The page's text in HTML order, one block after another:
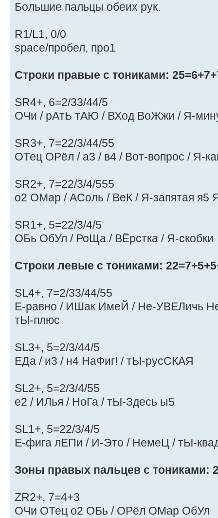
Большие пальцы обеих рук.
R1/L1, 0/0
space/пробел, про1
Строки правые с тониками:
SR4+, 6=2/33/44/5
ОЧи / рАтЬ тАЮ / ВХод ВоЖжи / Я-
SR3+, 7=22/3/44/55
ОТец ОРёл / а3 / в4 / Вот-вопрос / Я-
SR2+, 7=22/3/4/555
о2 ОМар / АСоль / ВеК / Я-запятая я5
SR1+, 5=22/3/4/5
ОБь ОбУл / РоЩа / ВЁрстка / Я-скобки
Строки левые с тониками:
SL4+, 7=2/33/44/55
Е-равно / ИШак ИмеЙ / Не-УВЕЛичь
тЫ-плюс
SL3+, 5=2/3/44/5
ЕДа / и3 / н4 НаФиг! / тЫ-русСКАЯ
SL2+, 5=2/3/4/55
е2 / ИЛья / НоГа / тЫ-Здесь ы5
SL1+, 5=22/3/4/5
Е-фига лЕПи / И-Это / НемеЦ / тЫ-
Зоны правых пальцев с тониками:
ZR2+, 7=4+3
ОЧи ОТец о2 ОБь / ОРёл ОМар ОбУл